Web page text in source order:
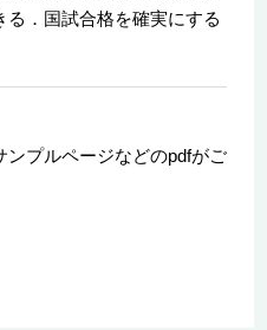
．国試合格を確実にする
ンプルページなどのpdfがご